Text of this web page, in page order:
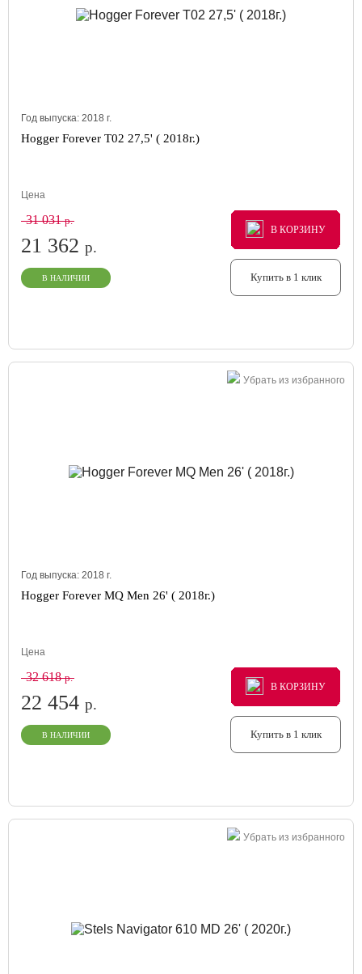
Год выпуска: 2018 г.
Hogger Forever T02 27,5' ( 2018г.)
Цена
31 031р.
21 362 р.
В НАЛИЧИИ
В КОРЗИНУ
В КОРЗИНУ
В КОРЗИНУ
Купить в 1 клик
Убрать из избранного
Год выпуска: 2018 г.
Hogger Forever MQ Men 26' ( 2018г.)
Цена
32 618р.
22 454 р.
В НАЛИЧИИ
В КОРЗИНУ
В КОРЗИНУ
В КОРЗИНУ
Купить в 1 клик
Убрать из избранного